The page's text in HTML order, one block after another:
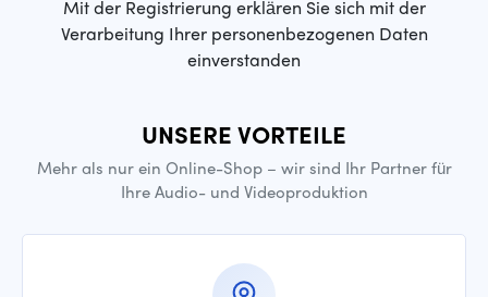
Mit der Registrierung erklären Sie sich mit der
Verarbeitung Ihrer personenbezogenen Daten
einverstanden
UNSERE VORTEILE
Mehr als nur ein Online-Shop – wir sind Ihr Partner für
Ihre Audio- und Videoproduktion